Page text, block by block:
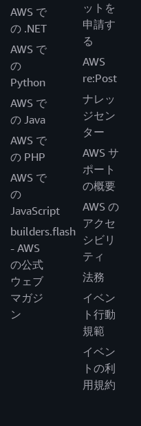
AWS で
の .NET
AWS で
の
Python
AWS で
の Java
AWS で
の PHP
AWS で
の
JavaScript
builders.flash
- AWS
の公式
ウェブ
マガジ
ン
ットを
申請す
る
AWS
re:Post
ナレッ
ジセン
ター
AWS サ
ポート
の概要
AWS の
アクセ
シビリ
ティ
法務
イベン
ト行動
規範
イベン
トの利
用規約